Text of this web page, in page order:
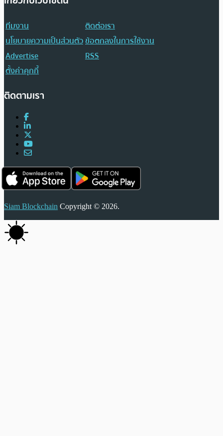
ทีมงาน
ติดต่อเรา
นโยบายความเป็นส่วนตัวข้อตกลงในการใช้งาน
Advertise
RSS
ตั้งค่าคุกกี้
ติดตามเรา
Siam Blockchain Copyright © 2026.